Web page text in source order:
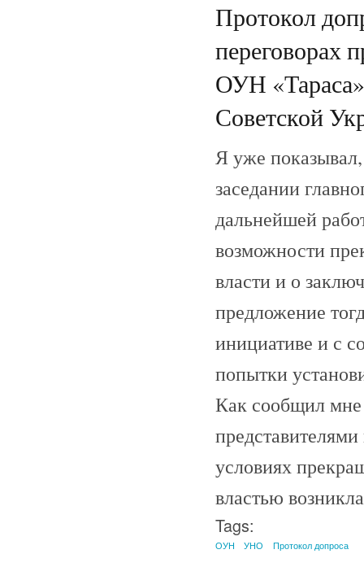
Протокол
переговорах
ОУН «Тараса»
Советской
Я уже
заседании
дальнейшей
возможности
власти и о
предложение
инициативе и
попытки
Как сообщил
условиях
властью
Tags:
ОУН УНО Протокол допроса